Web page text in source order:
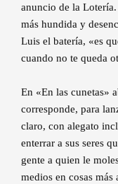
anuncio de la
más hundida y
Luis el batería, «es
cuando no te queda
En «En las cunetas»
corresponde, para
claro, con alegato
enterrar a sus seres
gente a quien le
medios en cosas